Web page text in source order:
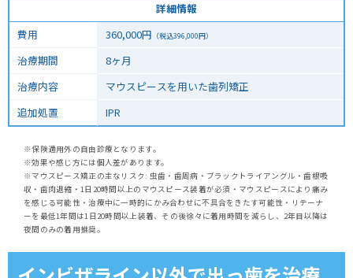
詳細情報
費用
360,000円 （税込396,000円）
治療期間
8ヶ月
治療内容
マウスピースを用いた歯列矯正
追加処置
IPR
※保険適用外の自由診療となります。
※効果や感じ方には個人差があります。
※マウスピース矯正の主なリスク: 虫歯・歯周病・ブラックトライアングル・歯根吸
収・歯肉退縮・1日20時間以上のマウスピース装着が必須・マウスピースにより痛み
を感じる可能性・治療中に一時的にかみ合わせに不具合をきたす可能性・リテーナ
ーを最低1年間は1日20時間以上装着、その後徐々に着用時間を減らし、2年目以降は
夜間のみの着用推奨。